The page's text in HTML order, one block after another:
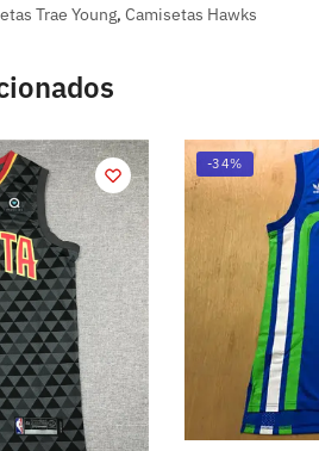
Trae Young, Camisetas Hawks
-34%